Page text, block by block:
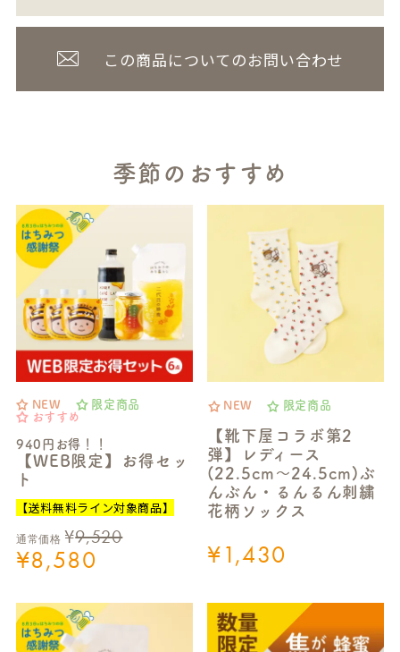
この商品についてのお問い合わせ
季節のおすすめ
NEW
限定商品
おすすめ
940円お得！！
【WEB限定】お得セッ
ト
【送料無料ライン対象商品】
通常価格 ¥9,520
¥8,580
NEW 限定商品
【靴下屋コラボ第2
弾】レディース
(22.5cm～24.5cm)ぶ
んぶん・るんるん刺繍
花柄ソックス
¥1,430